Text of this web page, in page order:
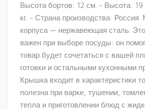
Высота бортов: 12 см. - Высота:
кг. - Страна производства: Россия.
корпуса — нержавеющая сталь.
важен при выборе посуды: он
товар будет сочетаться с вашей
готовки и остальными кухонными
Крышка входит в характеристики
полезна при варке, тушении,
тепла и приготовлении блюд с